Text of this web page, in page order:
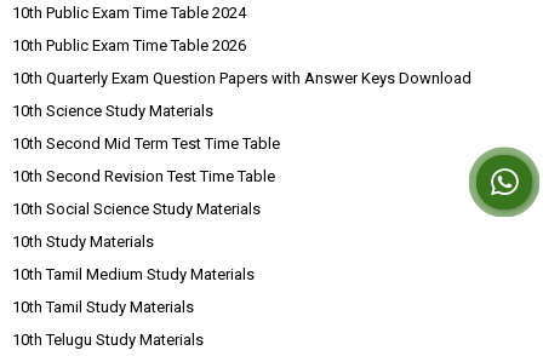
10th Public Exam Time Table 2024
10th Public Exam Time Table 2026
10th Quarterly Exam Question Papers with Answer Keys Download
10th Science Study Materials
10th Second Mid Term Test Time Table
10th Second Revision Test Time Table
10th Social Science Study Materials
10th Study Materials
10th Tamil Medium Study Materials
10th Tamil Study Materials
10th Telugu Study Materials